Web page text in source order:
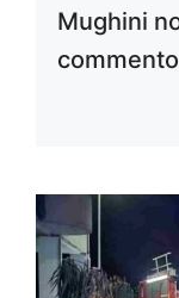
Mughini